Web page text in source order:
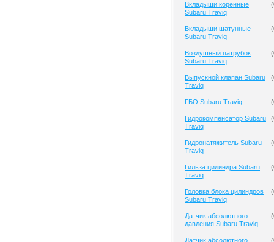
Вкладыши коренные
Subaru Traviq
(
Вкладыши шатунные
Subaru Traviq
(
Воздушный патрубок
Subaru Traviq
(
Выпускной клапан Subaru
Traviq
(
ГБО Subaru Traviq (
Гидрокомпенсатор Subaru
Traviq
(
Гидронатяжитель Subaru
Traviq
(
Гильза цилиндра Subaru
Traviq
(
Головка блока цилиндров
Subaru Traviq
(
Датчик абсолютного
давления Subaru Traviq
(
Датчик абсолютного
(